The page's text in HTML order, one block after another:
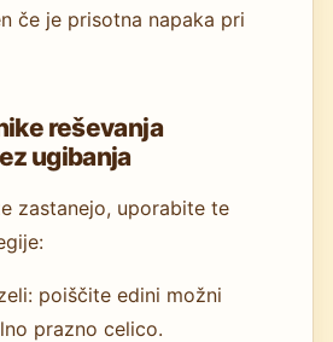
če je prisotna napaka pri
reševanja
ugibanja
zastanejo, uporabite te
poiščite edini možni
prazno celico.